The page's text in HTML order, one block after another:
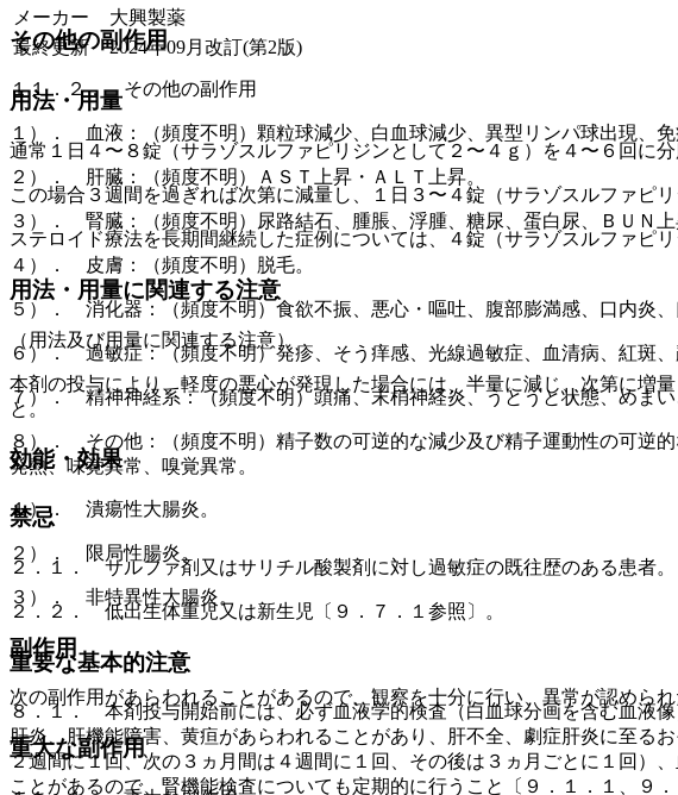
その他の副作用
１１．２． その他の副作用
１）． 血液：（頻度不明）顆粒球減少、白血球減少、異型リンパ球出現、免
２）． 肝臓：（頻度不明）ＡＳＴ上昇・ＡＬＴ上昇。
３）． 腎臓：（頻度不明）尿路結石、腫脹、浮腫、糖尿、蛋白尿、ＢＵＮ上
４）． 皮膚：（頻度不明）脱毛。
５）． 消化器：（頻度不明）食欲不振、悪心・嘔吐、腹部膨満感、口内炎
６）． 過敏症：（頻度不明）発疹、そう痒感、光線過敏症、血清病、紅斑、
７）． 精神神経系：（頻度不明）頭痛、末梢神経炎、うとうと状態、めまい
８）． その他：（頻度不明）精子数の可逆的な減少及び精子運動性の可逆
発熱、味覚異常、嗅覚異常。
禁忌
２．１． サルファ剤又はサリチル酸製剤に対し過敏症の既往歴のある患者。
２．２． 低出生体重児又は新生児〔９．７．１参照〕。
重要な基本的注意
８．１． 本剤投与開始前には、必ず血液学的検査（白血球分画を含む血液
肝炎、肝機能障害、黄疸があらわれることがあり、肝不全、劇症肝炎に至る
２週間に１回、次の３ヵ月間は４週間に１回、その後は３ヵ月ごとに１回）
ことがあるので、腎機能検査についても定期的に行うこと〔９．１．１、９
メーカー
大興製薬
最終更新
2024年09月改訂(第2版)
用法・用量
通常１日４〜８錠（サラゾスルファピリジンとして２〜４ｇ）を４〜６回に
この場合３週間を過ぎれば次第に減量し、１日３〜４錠（サラゾスルファピ
ステロイド療法を長期間継続した症例については、４錠（サラゾスルファピ
用法・用量に関連する注意
（用法及び用量に関連する注意）
本剤の投与により、軽度の悪心が発現した場合には、半量に減じ、次第に増
と。
効能・効果
１）． 潰瘍性大腸炎。
２）． 限局性腸炎。
３）． 非特異性大腸炎。
副作用
次の副作用があらわれることがあるので、観察を十分に行い、異常が認めら
重大な副作用